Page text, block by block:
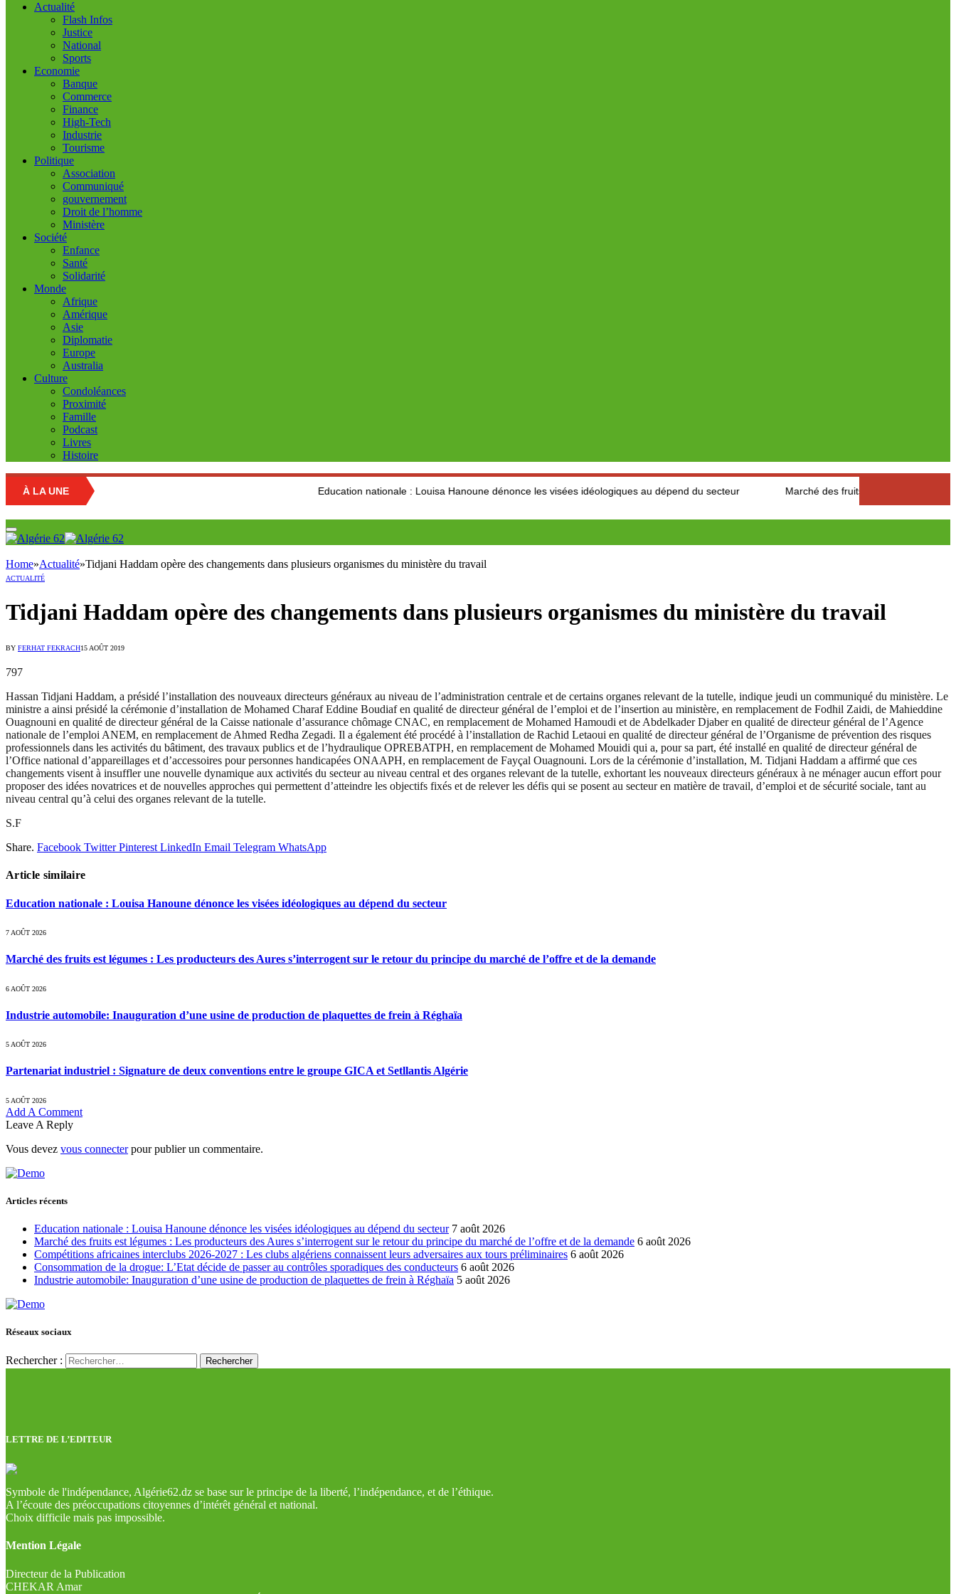
Actualité
Flash Infos
Justice
National
Sports
Economie
Banque
Commerce
Finance
High-Tech
Industrie
Tourisme
Politique
Association
Communiqué
gouvernement
Droit de l’homme
Ministère
Société
Enfance
Santé
Solidarité
Monde
Afrique
Amérique
Asie
Diplomatie
Europe
Australia
Culture
Condoléances
Proximité
Famille
Podcast
Livres
Histoire
À LA UNE Education nationale : Louisa Hanoune dénonce les visées idéologiques au dépend du secteur Marché des fruits est légumes : Les producteurs des
Home»Actualité»Tidjani Haddam opère des changements dans plusieurs organismes du ministère du travail
ACTUALITÉ
Tidjani Haddam opère des changements dans plusieurs organismes du ministère du travail
BY FERHAT FEKRACH15 AOÛT 2019
797
Hassan Tidjani Haddam, a présidé l’installation des nouveaux directeurs généraux au niveau de l’administration centrale et de certains organes relevant de la tutelle, indique jeudi un communiqué du ministère. Le
ministre a ainsi présidé la cérémonie d’installation de Mohamed Charaf Eddine Boudiaf en qualité de directeur général de l’emploi et de l’insertion au ministère, en remplacement de Fodhil Zaidi, de Mahieddine
Ouagnouni en qualité de directeur général de la Caisse nationale d’assurance chômage CNAC, en remplacement de Mohamed Hamoudi et de Abdelkader Djaber en qualité de directeur général de l’Agence
nationale de l’emploi ANEM, en remplacement de Ahmed Redha Zegadi. Il a également été procédé à l’installation de Rachid Letaoui en qualité de directeur général de l’Organisme de prévention des risques
professionnels dans les activités du bâtiment, des travaux publics et de l’hydraulique OPREBATPH, en remplacement de Mohamed Mouidi qui a, pour sa part, été installé en qualité de directeur général de
l’Office national d’appareillages et d’accessoires pour personnes handicapées ONAAPH, en remplacement de Fayçal Ouagnouni. Lors de la cérémonie d’installation, M. Tidjani Haddam a affirmé que ces
changements visent à insuffler une nouvelle dynamique aux activités du secteur au niveau central et des organes relevant de la tutelle, exhortant les nouveaux directeurs généraux à ne ménager aucun effort pour
proposer des idées novatrices et de nouvelles approches qui permettent d’atteindre les objectifs fixés et de relever les défis qui se posent au secteur en matière de travail, d’emploi et de sécurité sociale, tant au
niveau central qu’à celui des organes relevant de la tutelle.
S.F
Share. Facebook Twitter Pinterest LinkedIn Email Telegram WhatsApp
Article similaire
Education nationale : Louisa Hanoune dénonce les visées idéologiques au dépend du secteur
7 AOÛT 2026
Marché des fruits est légumes : Les producteurs des Aures s’interrogent sur le retour du principe du marché de l’offre et de la demande
6 AOÛT 2026
Industrie automobile: Inauguration d’une usine de production de plaquettes de frein à Réghaïa
5 AOÛT 2026
Partenariat industriel : Signature de deux conventions entre le groupe GICA et Setllantis Algérie
5 AOÛT 2026
Add A Comment
Leave A Reply
Vous devez vous connecterpour publier un commentaire.
Articles récents
Education nationale : Louisa Hanoune dénonce les visées idéologiques au dépend du secteur 7 août 2026
Marché des fruits est légumes : Les producteurs des Aures s’interrogent sur le retour du principe du marché de l’offre et de la demande 6 août 2026
Compétitions africaines interclubs 2026-2027 : Les clubs algériens connaissent leurs adversaires aux tours préliminaires 6 août 2026
Consommation de la drogue: L’Etat décide de passer au contrôles sporadiques des conducteurs 6 août 2026
Industrie automobile: Inauguration d’une usine de production de plaquettes de frein à Réghaïa 5 août 2026
Réseaux sociaux
Rechercher :
LETTRE DE L’EDITEUR
Symbole de l'indépendance, Algérie62.dz se base sur le principe de la liberté, l’indépendance, et de l’éthique.
A l’écoute des préoccupations citoyennes d’intérêt général et national.
Choix difficile mais pas impossible.
Mention Légale
Directeur de la Publication
CHEKAR Amar